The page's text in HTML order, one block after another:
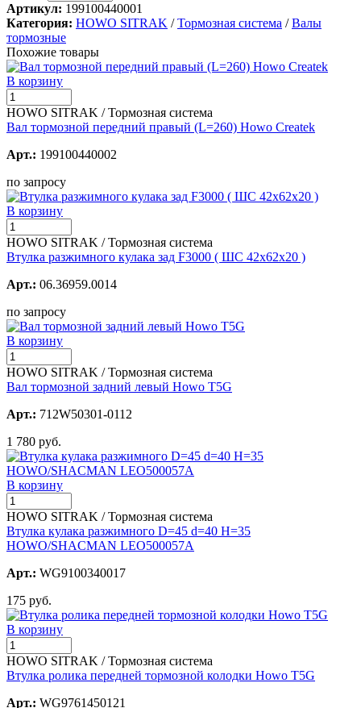
Артикул: 199100440001
Категория: HOWO SITRAK /Тормозная система /Валы
тормозные
Похожие товары
В корзину
HOWO SITRAK / Тормозная система
Вал тормозной передний правый (L=260) Howo Createk
Арт.: 199100440002
по запросу
В корзину
HOWO SITRAK / Тормозная система
Втулка разжимного кулака зад F3000 ( ШС 42х62х20 )
Арт.: 06.36959.0014
по запросу
В корзину
HOWO SITRAK / Тормозная система
Вал тормозной задний левый Howo T5G
Арт.: 712W50301-0112
1 780 руб.
В корзину
HOWO SITRAK / Тормозная система
Втулка кулака разжимного D=45 d=40 H=35
HOWO/SHACMAN LEO500057A
Арт.: WG9100340017
175 руб.
В корзину
HOWO SITRAK / Тормозная система
Втулка ролика передней тормозной колодки Howo T5G
Арт.: WG9761450121